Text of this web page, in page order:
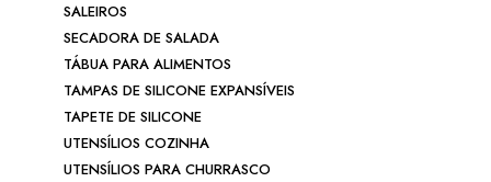
SALEIROS
SECADORA DE SALADA
TÁBUA PARA ALIMENTOS
TAMPAS DE SILICONE EXPANSÍVEIS
TAPETE DE SILICONE
UTENSÍLIOS COZINHA
UTENSÍLIOS PARA CHURRASCO